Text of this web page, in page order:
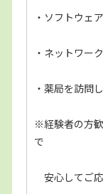
・ソフトウェ
・ネットワー
・薬局を訪問
※経験者の方
で
安心してご